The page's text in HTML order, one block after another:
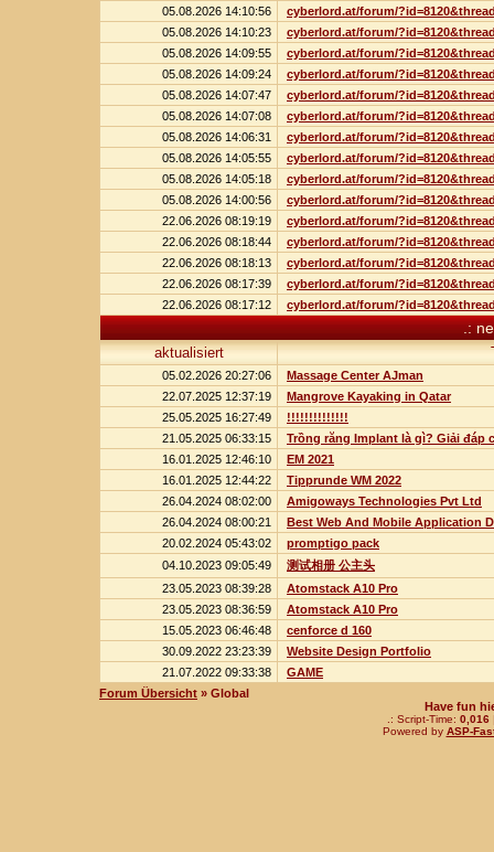
05.08.2026 14:10:56
cyberlord.at/forum/
05.08.2026 14:10:23
cyberlord.at/forum/
05.08.2026 14:09:55
cyberlord.at/forum/
05.08.2026 14:09:24
cyberlord.at/forum/
05.08.2026 14:07:47
cyberlord.at/forum/
05.08.2026 14:07:08
cyberlord.at/forum/
05.08.2026 14:06:31
cyberlord.at/forum/
05.08.2026 14:05:55
cyberlord.at/forum/
05.08.2026 14:05:18
cyberlord.at/forum/
05.08.2026 14:00:56
cyberlord.at/forum/
22.06.2026 08:19:19
cyberlord.at/forum/
22.06.2026 08:18:44
cyberlord.at/forum/
22.06.2026 08:18:13
cyberlord.at/forum/
22.06.2026 08:17:39
cyberlord.at/forum/
22.06.2026 08:17:12
cyberlord.at/forum/
.:
aktualisiert
05.02.2026 20:27:06
Massage Center AJman
22.07.2025 12:37:19
Mangrove Kayaking in Qatar
25.05.2025 16:27:49
!!!!!!!!!!!!!!
21.05.2025 06:33:15
Trồng răng Implant là gì? Giải đáp
16.01.2025 12:46:10
EM 2021
16.01.2025 12:44:22
Tipprunde WM 2022
26.04.2024 08:02:00
Amigoways Technologies Pvt Ltd
26.04.2024 08:00:21
Best Web And Mobile Application
20.02.2024 05:43:02
promptigo pack
04.10.2023 09:05:49
测试相册 公主头
23.05.2023 08:39:28
Atomstack A10 Pro
23.05.2023 08:36:59
Atomstack A10 Pro
15.05.2023 06:46:48
cenforce d 160
30.09.2022 23:23:39
Website Design Portfolio
21.07.2022 09:33:38
GAME
Forum Übersicht » Global
Have fun
.: Script-Time: 0,016
Powered by ASP-